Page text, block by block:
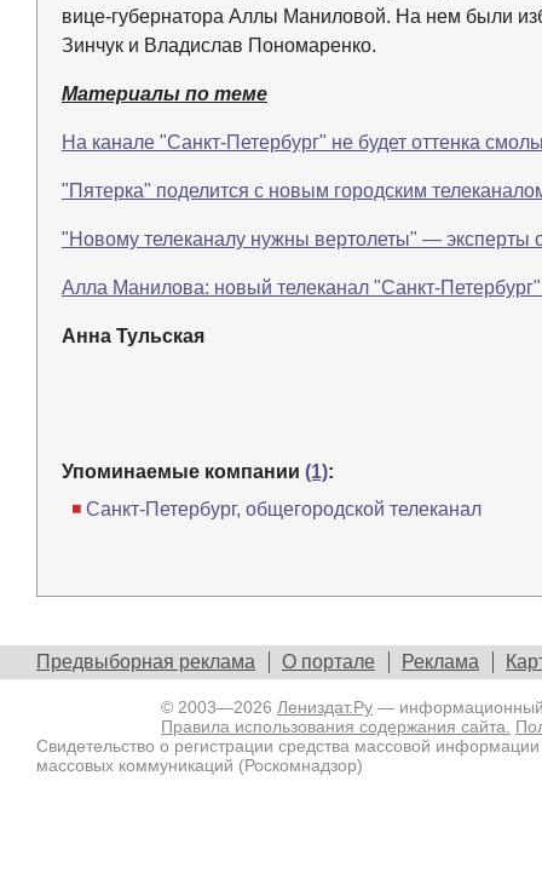
вице-губернатора Аллы Маниловой. На нем были
Зинчук и Владислав Пономаренко.
Материалы по теме
На канале "Санкт-Петербург" не будет оттенка
"Пятерка" поделится с новым городским
"Новому телеканалу нужны вертолеты" — эксперты
Алла Манилова: новый телеканал "Санкт-
Анна Тульская
Упоминаемые компании (1):
Санкт-Петербург, общегородской телеканал
Предвыборная реклама О портале Реклама
© 2003—2026 Лениздат.Ру — информационный
Правила использования содержания сайта.
Свидетельство о регистрации средства массовой
массовых коммуникаций (Роскомнадзор)